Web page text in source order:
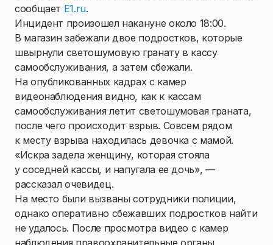
сообщает E1.ru.
Инцидент произошел накануне около 18:00.
В магазин забежали двое подростков, которые
швырнули светошумовую гранату в кассу
самообслуживания, а затем сбежали.
На опубликованных кадрах с камер
видеонаблюдения видно, как к кассам
самообслуживания летит светошумовая граната,
после чего происходит взрыв. Совсем рядом
к месту взрыва находилась девочка с мамой.
«Искра задела женщину, которая стояла
у соседней кассы, и напугала ее дочь», —
рассказал очевидец.
На место были вызваны сотрудники полиции,
однако оперативно сбежавших подростков найти
не удалось. После просмотра видео с камер